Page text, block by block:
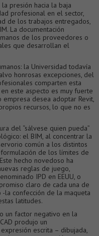
presión hacia la baja
profesional en el sector,
de los trabajos entregados,
La documentación
de los proveedores o
que desarrollan el
la Universidad todavía
honrosas excepciones, del
comparten esta
este aspecto es muy fuerte
desea adoptar Revit,
recursos, lo que no es
del “sálvese quien pueda”
el BIM, al concentrar la
común a los distintos
de los límites de
hecho novedoso ha
reglas de juego,
IPD en EEUU, o
claro de cada una de
la confección de la maqueta
latitudes.
un factor negativo en la
produjo un
escrita – dibujada,